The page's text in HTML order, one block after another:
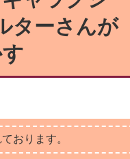
ターさんが
おります。